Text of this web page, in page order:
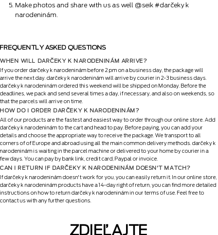
Make photos and share with us as well @seik #darčeky k
narodeninám.
FREQUENTLY ASKED QUESTIONS
WHEN WILL DARČEKY K NARODENINÁM ARRIVE?
If you order darčeky k narodeninám before 2 pm on a business day, the package will
arrive the next day. darčeky k narodeninám will arrive by courier in 2-3 business days.
darčeky k narodeninám ordered this weekend will be shipped on Monday. Before the
deadlines, we pack and send several times a day, if necessary, and also on weekends, so
that the parcels will arrive on time.
HOW DO I ORDER DARČEKY K NARODENINÁM?
All of our products are the fastest and easiest way to order through our online store. Add
darčeky k narodeninám to the cart and head to pay. Before paying, you can add your
details and choose the appropriate way to receive the package. We transport to all
corners of of Europe and abroad using all the main common delivery methods. darčeky k
narodeninám is waiting in the parcel machine or delivered to your home by courier in a
few days. You can pay by bank link, credit card, Paypal or invoice.
CAN I RETURN IF DARČEKY K NARODENINÁM DOESN'T MATCH?
If darčeky k narodeninám doesn't work for you, you can easily return it. In our online store,
darčeky k narodeninám products have a 14-day right of return, you can find more detailed
instructions on how to return darčeky k narodeninám in our terms of use. Feel free to
contact us with any further questions.
ZDIEĽAJTE